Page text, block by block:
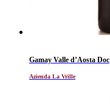
Gamay Valle d’Aosta Doc
Azienda La Vrille